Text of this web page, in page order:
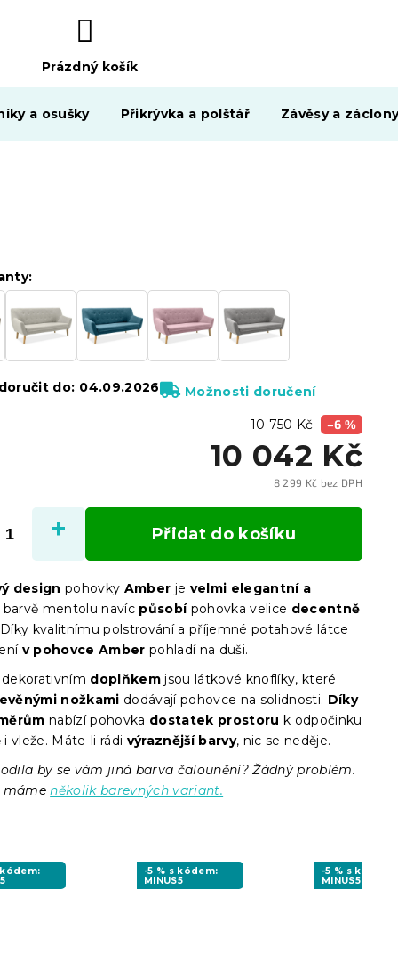
NÁKUPNÍ
KOŠÍK
Prázdný košík
a osušky Přikrývka a polštář Závěsy a
10 750 Kč –6 %
10 042 Kč
8 299 Kč bez DPH
cena:
do: 04.09.2026 Možnosti doručení
Přidat do košíku
design pohovky Amber je velmi elegantní a
barvě mentolu navíc působípohovka velice decentně
kvalitnímu polstrování a příjemné potahové látce
v pohovce Amber pohladí na duši.
doplňkem jsou látkové knoflíky, které
nožkami dodávají pohovce na solidnosti. Díky
nabízí pohovka dostatek prostoru k odpočinku
vleže. Máte-li rádi výraznější barvy, nic se neděje.
by se vám jiná barva čalounění? Žádný problém.
mámeněkolik barevných variant.
-5 % s kódem:
MINUS5
-5 % s kódem:
MINUS5